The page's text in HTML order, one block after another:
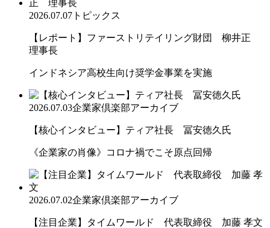
2026.07.07 トピックス
【レポート】ファーストリテイリング財団 柳井正
理事長
インドネシア高校生向け奨学金事業を実施
2026.07.03企業家倶楽部アーカイブ
【核心インタビュー】ティア社長 冨安徳久氏
《企業家の肖像》コロナ禍でこそ原点回帰
2026.07.02企業家倶楽部アーカイブ
【注目企業】タイムワールド 代表取締役 加藤 孝文